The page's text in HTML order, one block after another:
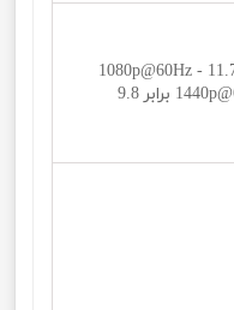
4K@60Hz برابر 11.7 - 1080p@60Hz